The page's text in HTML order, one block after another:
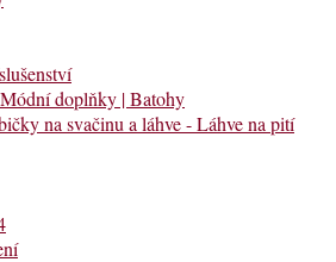
doplňky | Batohy
na svačinu a láhve - Láhve na pití